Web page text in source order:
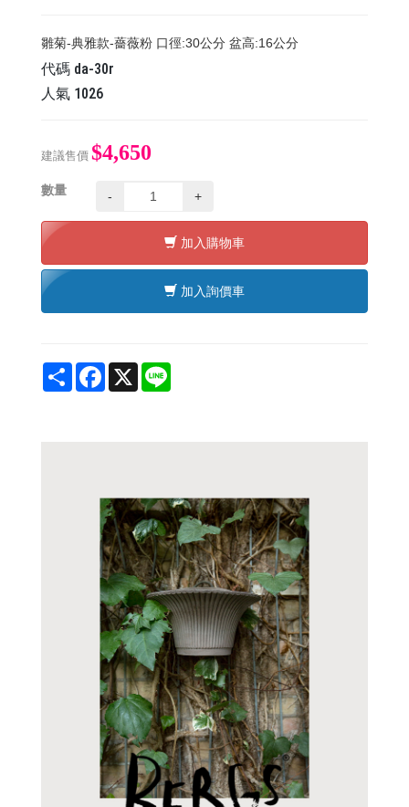
雛菊-典雅款-薔薇粉 口徑:30公分 盆高:16公分
代碼 da-30r
人氣 1026
建議售價 $4,650
數量 - +
加入購物車
加入詢價車
Share Facebook
X